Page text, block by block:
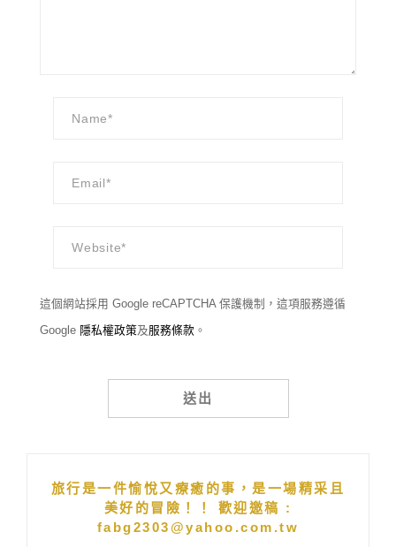
這個網站採用 Google reCAPTCHA 保護機制，這項服務遵循
Google 隱私權政策及服務條款 。
旅行是一件愉悅又療癒的事，是一場精采且
美好的冒險！！ 歡迎邀稿 :
fabg2303@yahoo.com.tw